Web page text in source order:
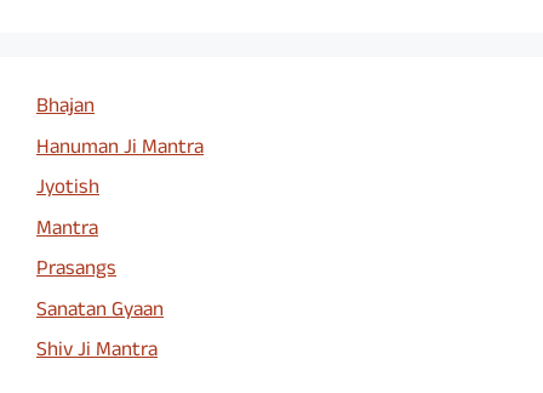
Bhajan
Hanuman Ji Mantra
Jyotish
Mantra
Prasangs
Sanatan Gyaan
Shiv Ji Mantra